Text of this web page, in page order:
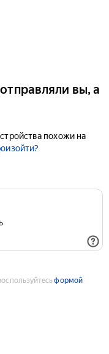
вы, а
похожи на
формой